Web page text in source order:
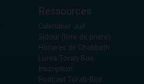
Ressources
Calendrier Juif
Sidour (livre de prière)
Horaires de Chabbath
Livres Torah-Box
Inscription
Podcast Torah-Box